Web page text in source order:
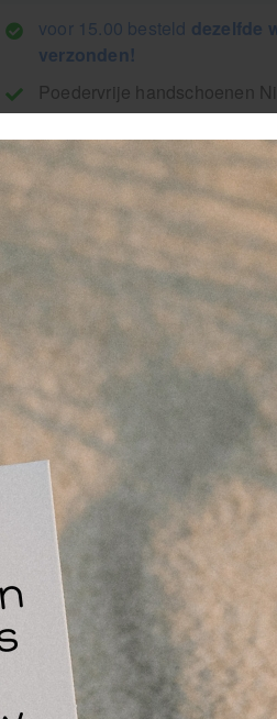
voor 15.00 besteld dezelfde
verzonden!
Poedervrije handschoenen
Gebruik nitrile
allergie te voorkomen
Perfecte pasvorm en
handschoen van HEKA
100
van hoogwaardige
een betrouwbare bescherming
handen beschermd blijven.
wat ze breed inzetbaar
Hekamed nitrile